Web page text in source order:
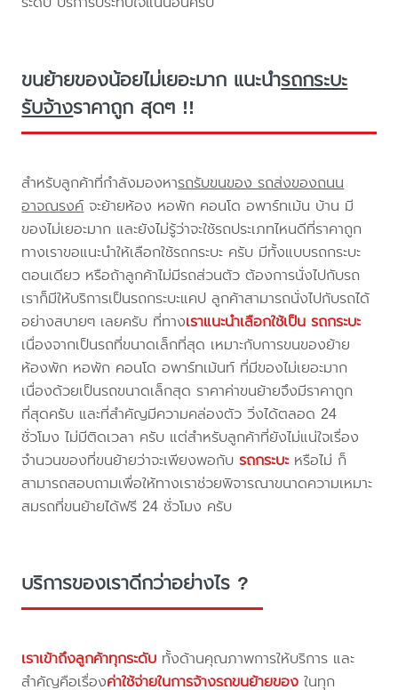
ขนย้ายของน้อยไม่เยอะมาก แนะนำรถกระบะ
รับจ้างราคาถูก สุดๆ !!
สำหรับลูกค้าที่กำลังมองหารถรับขนของ รถส่งของถนน
อาจณรงค์ จะย้ายห้อง หอพัก คอนโด อพาร์ทเม้น บ้าน มี
ของไม่เยอะมาก และยังไม่รู้ว่าจะใช้รถประเภทไหนดีที่ราคาถูก
ทางเราขอแนะนำให้เลือกใช้รถกระบะ ครับ มีทั้งแบบรถกระบะ
ตอนเดียว หรือถ้าลูกค้าไม่มีรถส่วนตัว ต้องการนั่งไปกับรถ
เราก็มีให้บริการเป็นรถกระบะแคป ลูกค้าสามารถนั่งไปกับรถได้
อย่างสบายๆ เลยครับ ที่ทางเราแนะนำเลือกใช้เป็น รถกระบะ
เนื่องจากเป็นรถที่ขนาดเล็กที่สุด เหมาะกับการขนของย้าย
ห้องพัก หอพัก คอนโด อพาร์ทเม้นท์ ที่มีของไม่เยอะมาก
เนื่องด้วยเป็นรถขนาดเล็กสุด ราคาค่าขนย้ายจึงมีราคาถูก
ที่สุดครับ และที่สำคัญมีความคล่องตัว วิ่งได้ตลอด 24
ชั่วโมง ไม่มีติดเวลา ครับ แต่สำหรับลูกค้าที่ยังไม่แน่ใจเรื่อง
จำนวนของที่ขนย้ายว่าจะเพียงพอกับรถกระบะ หรือไม่ ก็
สามารถสอบถามเพื่อให้ทางเราช่วยพิจารณาขนาดความเหมาะ
สมรถที่ขนย้ายได้ฟรี 24 ชั่วโมง ครับ
บริการของเราดีกว่าอย่างไร ?
เราเข้าถึงลูกค้าทุกระดับ ทั้งด้านคุณภาพการให้บริการ และ
สำคัญคือเรื่องค่าใช้จ่ายในการจ้างรถขนย้ายของ ในทุก